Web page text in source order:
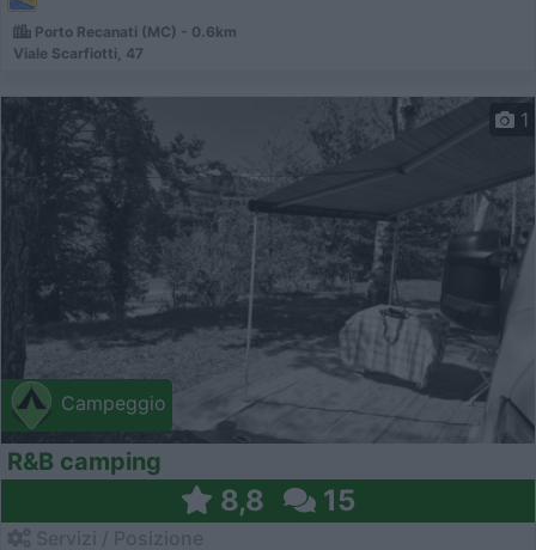
Porto Recanati (MC) - 0.6km
Viale Scarfiotti, 47
Campeggio
1
R&B camping
8,8 15